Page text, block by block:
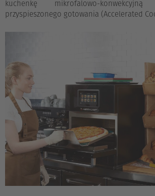
kuchenkę mikrofalowo-
przyspieszonego gotowania (Accelerated